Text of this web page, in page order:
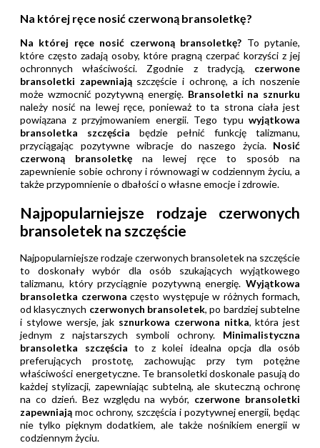
Na której ręce nosić czerwoną bransoletkę?
Na której ręce nosić czerwoną bransoletkę? To pytanie,
które często zadają osoby, które pragną czerpać korzyści z jej
ochronnych właściwości. Zgodnie z tradycją, czerwone
bransoletki zapewniająszczęście i ochronę, a ich noszenie
może wzmocnić pozytywną energię. Bransoletki na sznurku
należy nosić na lewej ręce, ponieważ to ta strona ciała jest
powiązana z przyjmowaniem energii. Tego typu wyjątkowa
bransoletka szczęścia będzie pełnić funkcję talizmanu,
przyciągając pozytywne wibracje do naszego życia. Nosić
czerwoną bransoletkę na lewej ręce to sposób na
zapewnienie sobie ochrony i równowagi w codziennym życiu, a
także przypomnienie o dbałości o własne emocje i zdrowie.
Najpopularniejsze rodzaje czerwonych
bransoletek na szczęście
Najpopularniejsze rodzaje czerwonych bransoletek na szczęście
to doskonały wybór dla osób szukających wyjątkowego
talizmanu, który przyciągnie pozytywną energię. Wyjątkowa
bransoletka czerwona często występuje w różnych formach,
od klasycznych czerwonych bransoletek, po bardziej subtelne
i stylowe wersje, jak sznurkowa czerwona nitka, która jest
jednym z najstarszych symboli ochrony. Minimalistyczna
bransoletka szczęścia to z kolei idealna opcja dla osób
preferujących prostotę, zachowując przy tym potężne
właściwości energetyczne. Te bransoletki doskonale pasują do
każdej stylizacji, zapewniając subtelną, ale skuteczną ochronę
na co dzień. Bez względu na wybór, czerwone bransoletki
zapewniają moc ochrony, szczęścia i pozytywnej energii, będąc
nie tylko pięknym dodatkiem, ale także nośnikiem energii w
codziennym życiu.